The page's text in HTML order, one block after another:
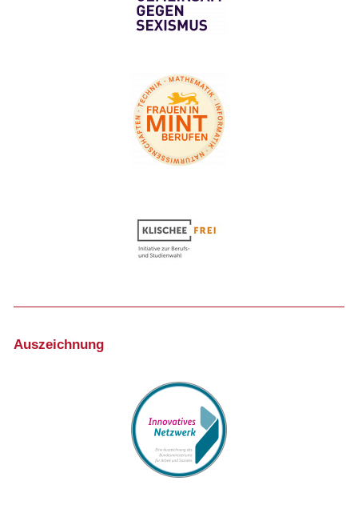
Auszeichnung